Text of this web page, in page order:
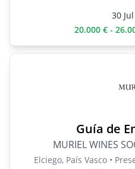
30
20.000 € -
Guía de
MURIEL WINES
Elciego, País Vasco •